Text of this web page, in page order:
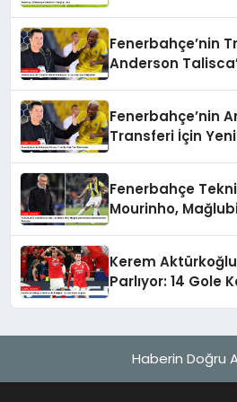
Fenerbahçe’nin
Anderson
Fenerbahçe’nin
Transferi İçin
Fenerbahçe
Mourinho,
Kerem
Parlıyor: 14 Gole
Haberin Doğru